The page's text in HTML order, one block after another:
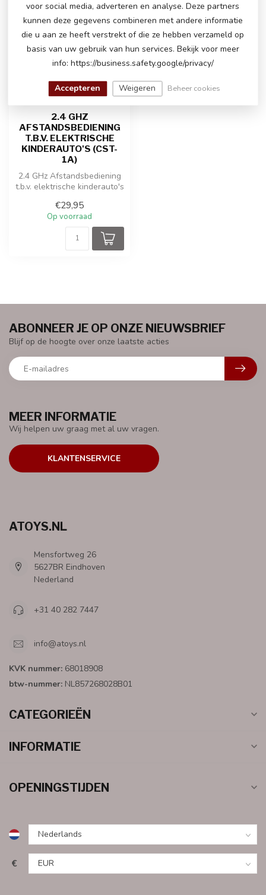
2.4 GHZ
AFSTANDSBEDIENING
T.B.V. ELEKTRISCHE
KINDERAUTO'S (CST-
1A)
2.4 GHz Afstandsbediening
t.b.v. elektrische kinderauto's
€29,95
Op voorraad
MEER INFORMATIE
Wij helpen uw graag met al uw vragen.
KLANTENSERVICE
ABONNEER JE OP ONZE NIEUWSBRIEF
Blijf op de hoogte over onze laatste acties
ATOYS.NL
Mensfortweg 26
5627BR Eindhoven
Nederland
+31 40 282 7447
info@atoys.nl
KVK nummer: 68018908
btw-nummer: NL857268028B01
CATEGORIEËN
INFORMATIE
OPENINGSTIJDEN
€
voor social media, adverteren en analyse. Deze partners
kunnen deze gegevens combineren met andere informatie
die u aan ze heeft verstrekt of die ze hebben verzameld op
basis van uw gebruik van hun services. Bekijk voor meer
info: https://business.safety.google/privacy/
Accepteren Weigeren Beheer cookies